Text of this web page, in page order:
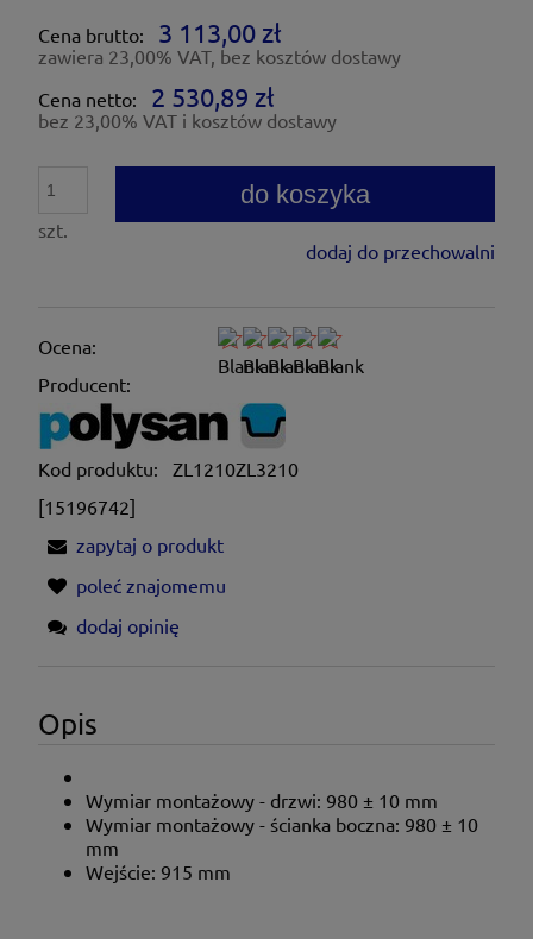
Cena brutto:
3 113,00 zł
zawiera 23,00% VAT, bez kosztów dostawy
Cena netto:
2 530,89 zł
bez 23,00% VAT i kosztów dostawy
szt.
do koszyka
dodaj do przechowalni
Ocena:
Producent:
Kod produktu:
ZL1210ZL3210
[15196742]
zapytaj o produkt
poleć znajomemu
dodaj opinię
Opis
Wymiar montażowy - drzwi: 980 ± 10 mm
Wymiar montażowy - ścianka boczna: 980 ± 10
mm
Wejście: 915 mm